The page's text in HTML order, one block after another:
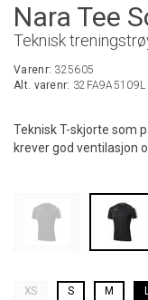
Nara Tee
Teknisk
Varenr: 325605
Alt. varenr: 32FA9A5109L
Teknisk T-skjorte som
krever god ventilasjon
XS S M